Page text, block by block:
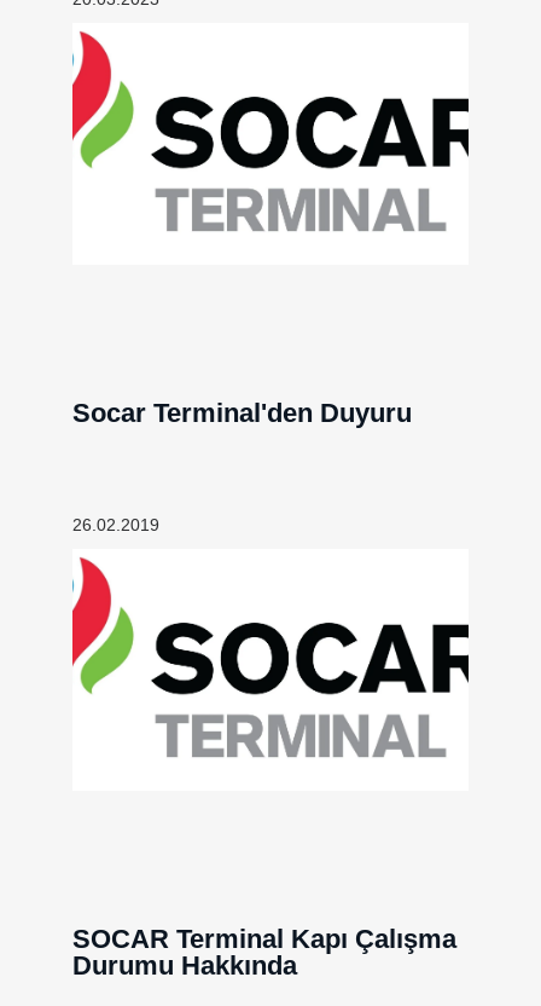
Socar Terminal'den Duyuru
26.02.2019
SOCAR Terminal Kapı Çalışma
Durumu Hakkında